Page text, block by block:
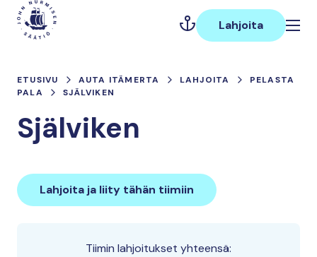
Hyppää
sisältöön
Päävalikko
Lahjoita
ETUSIVU AUTA ITÄMERTA LAHJOITA
PELASTA
PALA
SJÄLVIKEN
Själviken
Lahjoita ja liity tähän tiimiin
Tiimin lahjoitukset yhteensä: